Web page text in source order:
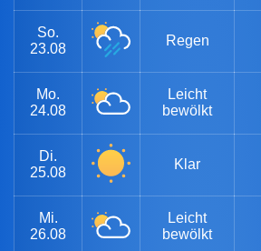
So.
23.08
Regen
Mo.
24.08
Leicht
bewölkt
Di.
25.08
Klar
Mi.
26.08
Leicht
bewölkt